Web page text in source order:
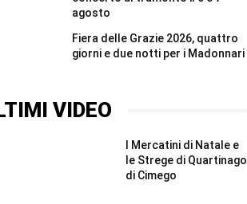
agosto
Fiera delle Grazie 2026, quattro
giorni e due notti per i Madonnari
VIDEO
I Mercatini di Natale e
le Strege di Quartinago
di Cimego